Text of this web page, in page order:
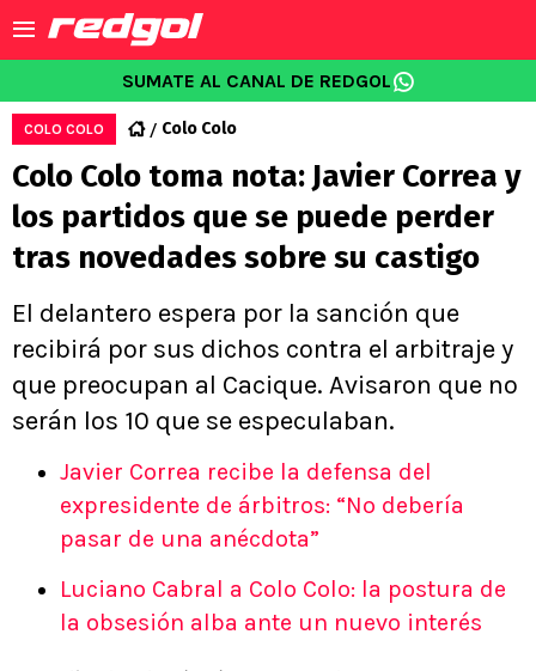
SUMATE AL CANAL DE REDGOL
COLO COLO Colo Colo
Colo Colo toma nota: Javier Correa y
los partidos que se puede perder
tras novedades sobre su castigo
El delantero espera por la sanción que
recibirá por sus dichos contra el arbitraje y
que preocupan al Cacique. Avisaron que no
serán los 10 que se especulaban.
Javier Correa recibe la defensa del
expresidente de árbitros: “No debería
pasar de una anécdota”
Luciano Cabral a Colo Colo: la postura de
la obsesión alba ante un nuevo interés